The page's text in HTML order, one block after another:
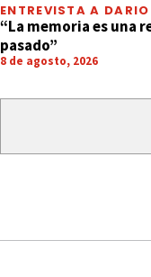
ENTREVISTA A
“La memoria es una
pasado”
8 de agosto, 2026